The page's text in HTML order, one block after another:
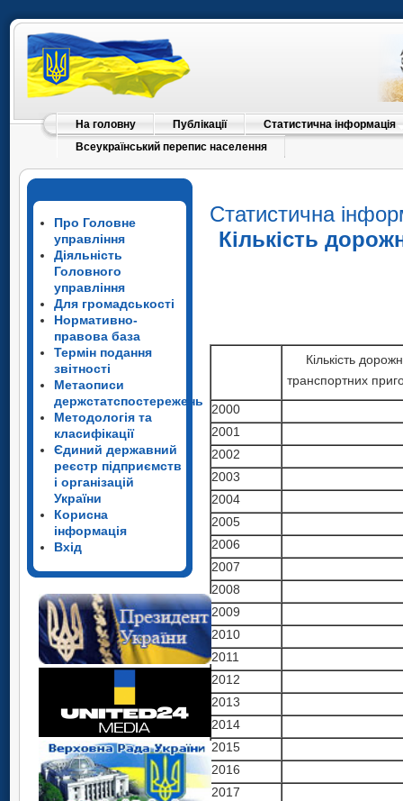
На головну Публікації
Статистична інформація
Всеукраїнський перепис населення
Про Головне
управління
Діяльність
Головного
управління
Для громадськості
Нормативно-
правова база
Термін подання
звітності
Метаописи
держстатспостережень
Методологія та
класифікації
Єдиний державний
реєстр підприємств
і організацій
України
Корисна
інформація
Вхід
Статистична
Кількість
Кількість
транспортних
2000
2001
2002
2003
2004
2005
2006
2007
2008
2009
2010
2011
2012
2013
2014
2015
2016
2017